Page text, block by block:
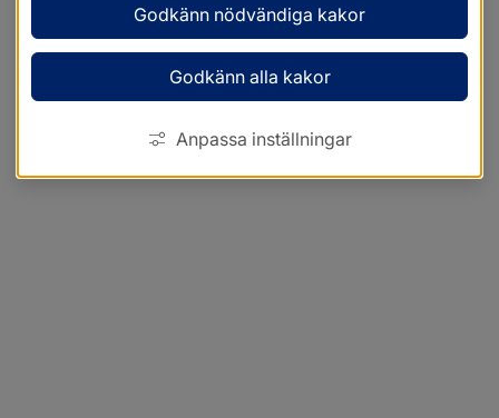
Godkänn nödvändiga kakor
Godkänn alla kakor
Anpassa inställningar